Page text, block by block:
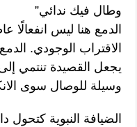
وطال فيك ندائي”
الدمع هنا ليس انفعالًا
الاقتراب الوجودي.
يجعل القصيدة تنتمي
وسيلة للوصال سوى
الضيافة النبوية كتحول